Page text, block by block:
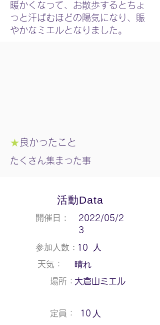
暖かくなって、お散歩するとちょ
っと汗ばむほどの陽気になり、賑
やかなミエルとなりました。
★ 良かったこと
たくさん集まった事
活動Data
開催日：
2022/05/2
3
参加人数： 10 人
天気： 晴れ
場所：大倉山ミエル
定員： 10 人